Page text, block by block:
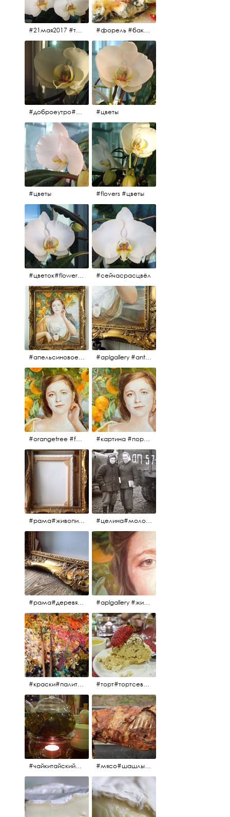
#21мая2017 #трио #цветы #форель #баклажаны #помидоры #завтрак
#доброеутро#май#солнце#цветы #майсолнцецветы #цветы
#цветы #flovers #цветы
#цветок#flowers #💜🌸 #сейчасрасцвёл
#апельсиновоедерево #плодородие #изобилие #картина #портрет #живопись #девушка #апельсиновоедерево #плодородие #рама #антикварнаярама #антиквариат #antiques #abundance #aplgallery #portrait #painting #frame #fertility #orangetree @aplgallery #aplgallery #antiques #painting #portrait #frame #antiqueframe #abundance #fertility #orangetree #антиквариат#картина#фрагмент #живопись #улыбка #девушка #портрет #рама #антикварнаярама #изобилие #плодородие #апельсиновоедерево
#orangetree #fertility #abundance #portrait #painting #живопись #портрет #картина #девушка #улыбка #aplgallery #картина #портрет #живопись #апельсиновоедерево # девушка #улыбка #изобилие #плодородие #painting #portrait #abundance #fertility #orangetree #aplgallery
#рама#живопись#антиквариат#спб#aplgallery #целина#молодёжьнацелине#комсомолки#50тыегода #50тые#СССР
#рама#деревяннаярама#антиквариат#живопись#aplgallery #aplgallery #живопись #портрет
#краски#палитра#картина#живопись#aplgallery #торт#тортсевер#север#severspb#северметрополь#безе#безесклубникой#тортвоздушный#тортсбезе#cake#meringuecake#meringuecakewithstrawberries @sever_metropol
#чайкитайский#чай#tea#teachinese @chinacook.ru #мясо#шашлык#шашлыкмашлык #пальчикиоближешь